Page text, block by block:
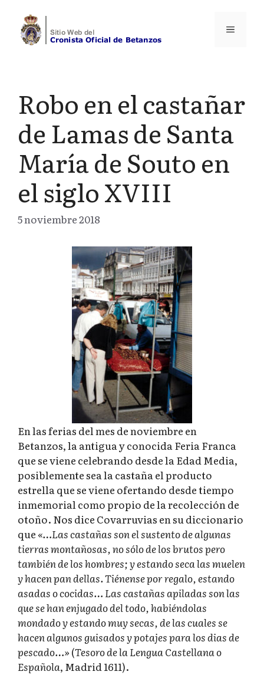
contenido
Menú
Robo en el castañar
de Lamas de Santa
María de Souto en
el siglo XVIII
5 noviembre 2018
En las ferias del mes de noviembre en
Betanzos, la antigua y conocida Feria Franca
que se viene celebrando desde la Edad Media,
posiblemente sea la castaña el producto
estrella que se viene ofertando desde tiempo
inmemorial como propio de la recolección de
otoño. Nos dice Covarruvias en su diccionario
que«…Las castañas son el sustento de algunas
tierras montañosas, no sólo de los brutos pero
también de los hombres; y estando seca las muelen
y hacen pan dellas. Tiénense por regalo, estando
asadas o cocidas… Las castañas apiladas son las
que se han enjugado del todo, habiéndolas
mondado y estando muy secas, de las cuales se
hacen algunos guisados y potajes para los dias de
pescado…»(Tesoro de la Lengua Castellana o
Española, Madrid 1611).